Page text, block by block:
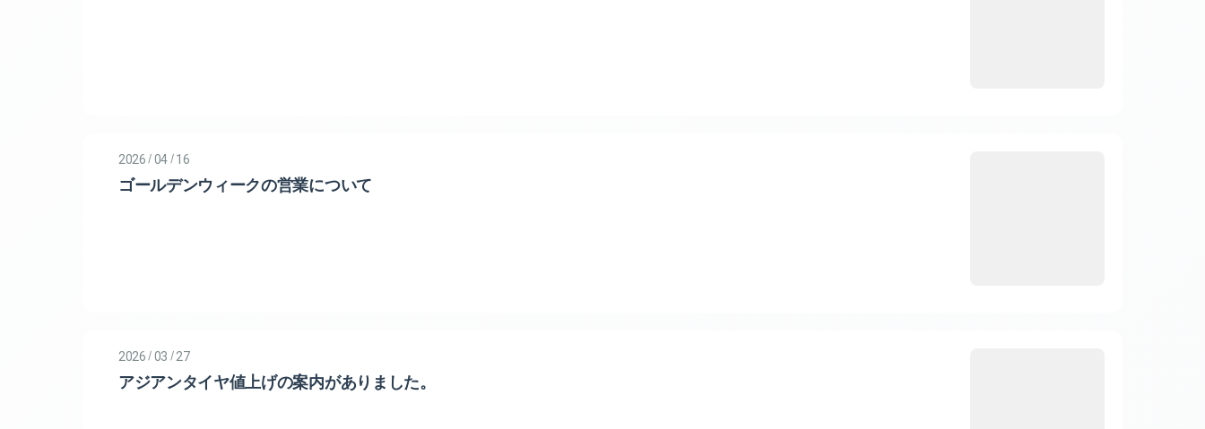
2026 / 04 / 16
ゴールデンウィークの営業について
2026 / 03 / 27
アジアンタイヤ値上げの案内がありました。